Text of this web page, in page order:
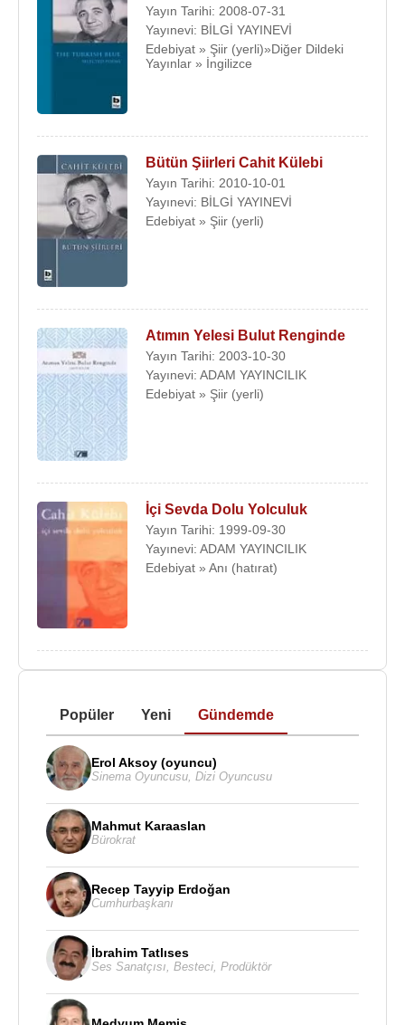
Yayın Tarihi: 2008-07-31
Yayınevi: BİLGİ YAYINEVİ
Edebiyat » Şiir (yerli)»Diğer Dildeki
Yayınlar » İngilizce
Bütün Şiirleri Cahit Külebi
Yayın Tarihi: 2010-10-01
Yayınevi: BİLGİ YAYINEVİ
Edebiyat » Şiir (yerli)
Atımın Yelesi Bulut Renginde
Yayın Tarihi: 2003-10-30
Yayınevi: ADAM YAYINCILIK
Edebiyat » Şiir (yerli)
İçi Sevda Dolu Yolculuk
Yayın Tarihi: 1999-09-30
Yayınevi: ADAM YAYINCILIK
Edebiyat » Anı (hatırat)
Popüler Yeni Gündemde
Erol Aksoy (oyuncu)
Sinema Oyuncusu, Dizi Oyuncusu
Mahmut Karaaslan
Bürokrat
Recep Tayyip Erdoğan
Cumhurbaşkanı
İbrahim Tatlıses
Ses Sanatçısı, Besteci, Prodüktör